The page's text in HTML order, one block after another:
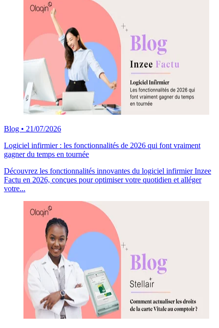
Blog • 21/07/2026
Logiciel infirmier : les fonctionnalités de 2026 qui font vraiment
gagner du temps en tournée
Découvrez les fonctionnalités innovantes du logiciel infirmier Inzee
Factu en 2026, conçues pour optimiser votre quotidien et alléger
votre...